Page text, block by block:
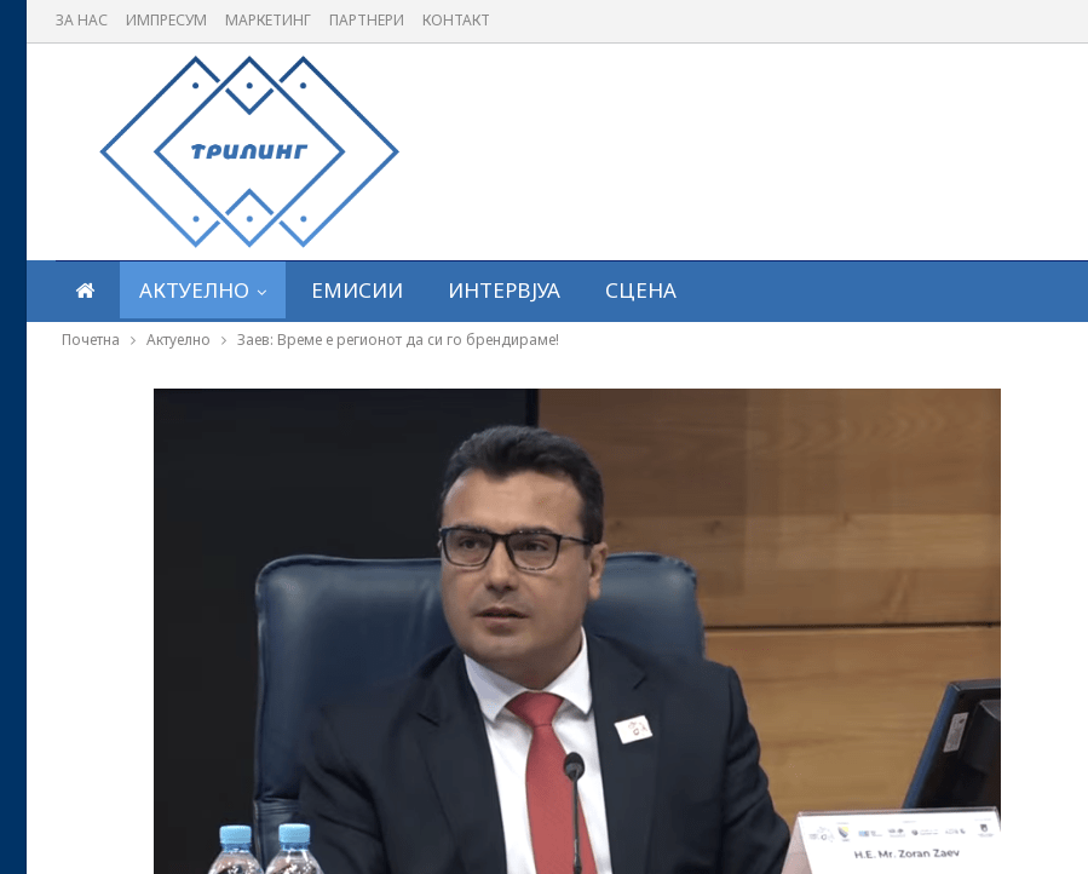
ЗА НАС ИМПРЕСУМ МАРКЕТИНГ ПАРТНЕРИ КОНТАКТ
АКТУЕЛНО ЕМИСИИ ИНТЕРВЈУА СЦЕНА
Почетна Актуелно Заев: Време е регионот да си го брендираме!